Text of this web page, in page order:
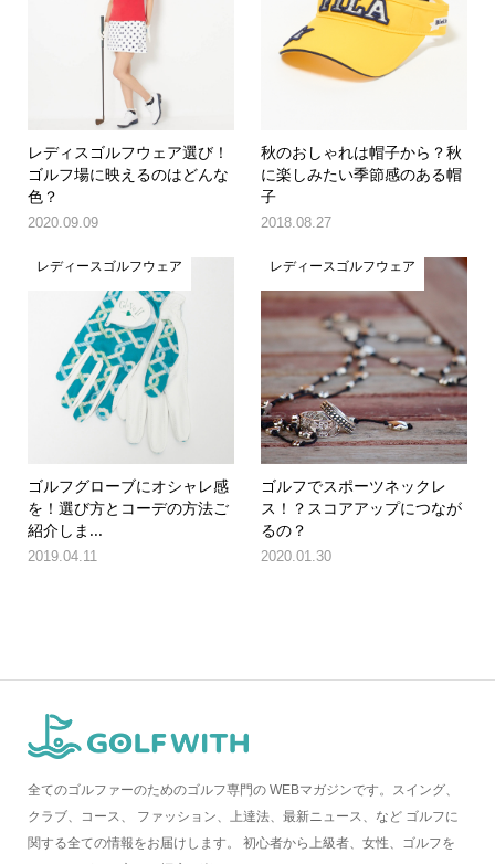
レディスゴルフウェア選び！
ゴルフ場に映えるのはどんな
色？
2020.09.09
秋のおしゃれは帽子から？秋
に楽しみたい季節感のある帽
子
2018.08.27
レディースゴルフウェア
ゴルフグローブにオシャレ感
を！選び方とコーデの方法ご
紹介しま...
2019.04.11
レディースゴルフウェア
ゴルフでスポーツネックレ
ス！？スコアアップにつなが
るの？
2020.01.30
全てのゴルファーのためのゴルフ専門の WEBマガジンです。スイング、
クラブ、コース、 ファッション、上達法、最新ニュース、など ゴルフに
関する全ての情報をお届けします。 初心者から上級者、女性、ゴルフを